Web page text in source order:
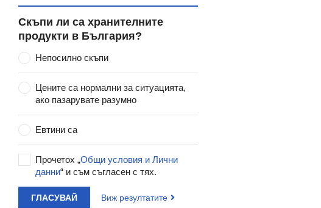
Скъпи ли са хранителните
продукти в България?
Непосилно скъпи
Цените са нормални за ситуацията,
ако пазарувате разумно
Евтини са
Прочетох „Общи условия и Лични
данни“ и съм съгласен с тях.
ГЛАСУВАЙ Виж резултатите